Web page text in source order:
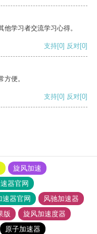
学习者交流学习心得。
支持[0] 反对[0]
便。
支持[0] 反对[0]
旋风加速
器官网
速器官网
风驰加速器
版
旋风加速度器
原子加速器